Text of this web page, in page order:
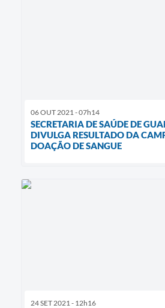
06 OUT 2021 - 07h14
SECRETARIA DE SAÚDE DE
DIVULGA RESULTADO DA
DOAÇÃO DE SANGUE
24 SET 2021 - 12h16